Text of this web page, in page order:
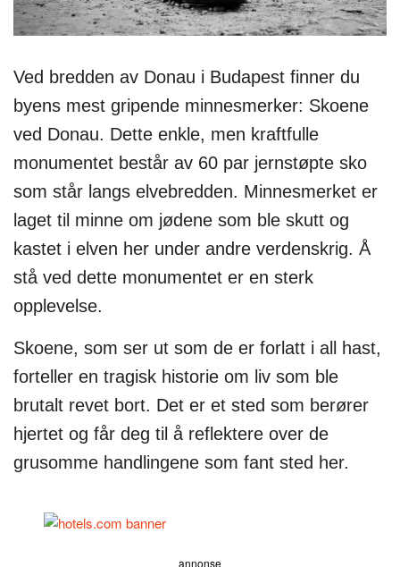
Ved bredden av Donau i Budapest finner du
byens mest gripende minnesmerker: Skoene
ved Donau. Dette enkle, men kraftfulle
monumentet består av 60 par jernstøpte sko
som står langs elvebredden. Minnesmerket er
laget til minne om jødene som ble skutt og
kastet i elven her under andre verdenskrig. Å
stå ved dette monumentet er en sterk
opplevelse.
Skoene, som ser ut som de er forlatt i all hast,
forteller en tragisk historie om liv som ble
brutalt revet bort. Det er et sted som berører
hjertet og får deg til å reflektere over de
grusomme handlingene som fant sted her.
annonse